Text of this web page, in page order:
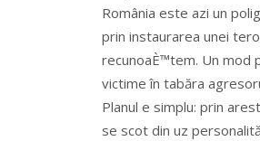
România este azi un
prin instaurarea unei
recunoaÈ™tem. Un mod
victime în tabăra
Planul e simplu: prin
se scot din uz